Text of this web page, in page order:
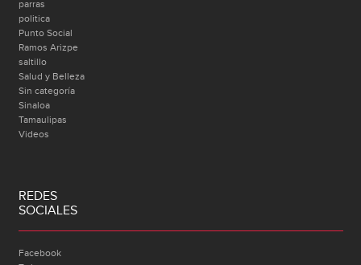
parras
politica
Punto Social
Ramos Arizpe
saltillo
Salud y Belleza
Sin categoría
Sinaloa
Tamaulipas
Videos
REDES
SOCIALES
Facebook